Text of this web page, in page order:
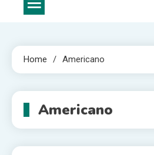
Home Americano
Americano